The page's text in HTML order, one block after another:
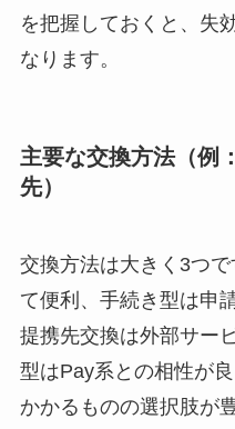
を把握しておくと、失
なります。
主要な交換方法（例
先）
交換方法は大きく3つ
て便利、手続き型は申
提携先交換は外部サー
型はPay系との相性が
かかるものの選択肢が